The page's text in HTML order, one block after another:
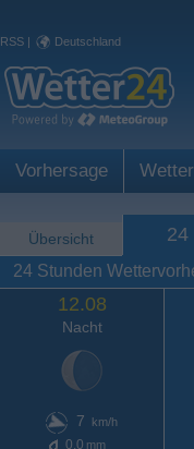
RSS | Deutschland
Vorhersage
Übersicht 24
24 Stunden
12.08
Nacht
7 km/h
0.0 mm